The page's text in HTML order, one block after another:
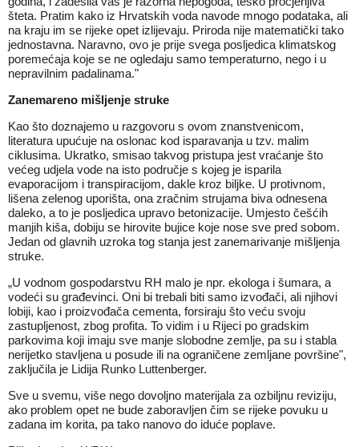
šteta. Pratim kako iz Hrvatskih voda navode mnogo podataka, ali
na kraju im se rijeke opet izlijevaju. Priroda nije matematički tako
jednostavna. Naravno, ovo je prije svega posljedica klimatskog
poremećaja koje se ne ogledaju samo temperaturno, nego i u
nepravilnim padalinama."
Zanemareno mišljenje struke
Kao što doznajemo u razgovoru s ovom znanstvenicom,
literatura upućuje na oslonac kod isparavanja u tzv. malim
ciklusima. Ukratko, smisao takvog pristupa jest vraćanje što
većeg udjela vode na isto područje s kojeg je isparila
evaporacijom i transpiracijom, dakle kroz biljke. U protivnom,
lišena zelenog uporišta, ona zračnim strujama biva odnesena
daleko, a to je posljedica upravo betonizacije. Umjesto češćih
manjih kiša, dobiju se hirovite bujice koje nose sve pred sobom.
Jedan od glavnih uzroka tog stanja jest zanemarivanje mišljenja
struke.
„U vodnom gospodarstvu RH malo je npr. ekologa i šumara, a
vodeći su građevinci. Oni bi trebali biti samo izvođači, ali njihovi
lobiji, kao i proizvođača cementa, forsiraju što veću svoju
zastupljenost, zbog profita. To vidim i u Rijeci po gradskim
parkovima koji imaju sve manje slobodne zemlje, pa su i stabla
nerijetko stavljena u posude ili na ograničene zemljane površine",
zaključila je Lidija Runko Luttenberger.
Sve u svemu, više nego dovoljno materijala za ozbiljnu reviziju,
ako problem opet ne bude zaboravljen čim se rijeke povuku u
zadana im korita, pa tako nanovo do iduće poplave.